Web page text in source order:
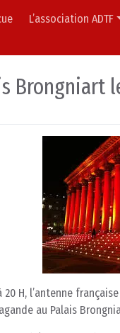
L’association ADTF
Brongniart
20 H, l’antenne
au Palais